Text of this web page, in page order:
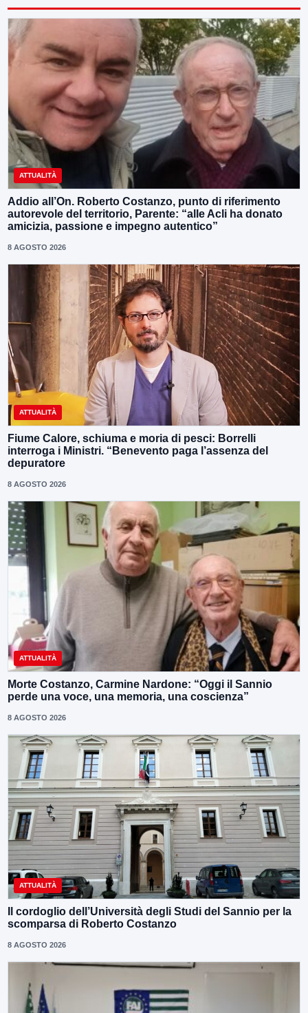
ATTUALITÀ
Addio all’On. Roberto Costanzo, punto di riferimento
autorevole del territorio, Parente: “alle Acli ha donato
amicizia, passione e impegno autentico”
8 AGOSTO 2026
ATTUALITÀ
Fiume Calore, schiuma e moria di pesci: Borrelli
interroga i Ministri. “Benevento paga l’assenza del
depuratore
8 AGOSTO 2026
ATTUALITÀ
Morte Costanzo, Carmine Nardone: “Oggi il Sannio
perde una voce, una memoria, una coscienza”
8 AGOSTO 2026
ATTUALITÀ
Il cordoglio dell’Università degli Studi del Sannio per la
scomparsa di Roberto Costanzo
8 AGOSTO 2026